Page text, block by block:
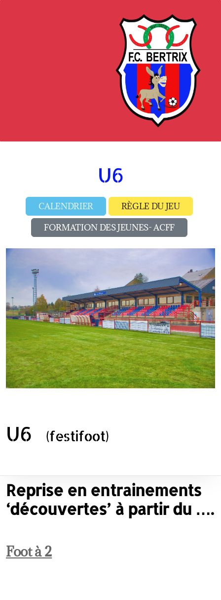
U6
CALENDRIER
RÈGLE DU JEU
FORMATION DES JEUNES- ACFF
U6 (festifoot)
Reprise en entrainements
‘découvertes’ à partir du ….
Foot à 2